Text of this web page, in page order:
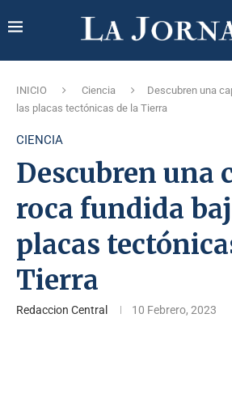
INICIO Ciencia
Descubren una
las placas tectónicas de la Tierra
CIENCIA
Descubren una
roca fundida
placas
Tierra
Redaccion Central 10 Febrero, 2023